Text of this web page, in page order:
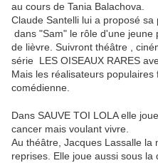
au cours de Tania Balachova.
Claude Santelli lui a proposé
dans "Sam" le rôle d'une
de lièvre. Suivront théâtre ,
série LES OISEAUX RARES
Mais les réalisateurs
comédienne.
Dans SAUVE TOI LOLA elle
cancer mais voulant vivre.
Au théâtre, Jacques Lassalle la
reprises. Elle joue aussi sous la